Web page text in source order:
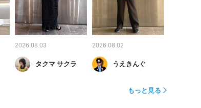
2026.08.03
タクマ サクラ
2026.08.02
うえきんぐ
もっと見る